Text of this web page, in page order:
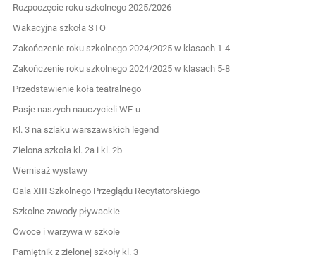
Rozpoczęcie roku szkolnego 2025/2026
Wakacyjna szkoła STO
Zakończenie roku szkolnego 2024/2025 w klasach 1-4
Zakończenie roku szkolnego 2024/2025 w klasach 5-8
Przedstawienie koła teatralnego
Pasje naszych nauczycieli WF-u
Kl. 3 na szlaku warszawskich legend
Zielona szkoła kl. 2a i kl. 2b
Wernisaż wystawy
Gala XIII Szkolnego Przeglądu Recytatorskiego
Szkolne zawody pływackie
Owoce i warzywa w szkole
Pamiętnik z zielonej szkoły kl. 3